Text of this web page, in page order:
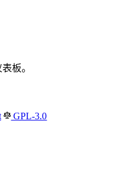
板。
GPL-3.0